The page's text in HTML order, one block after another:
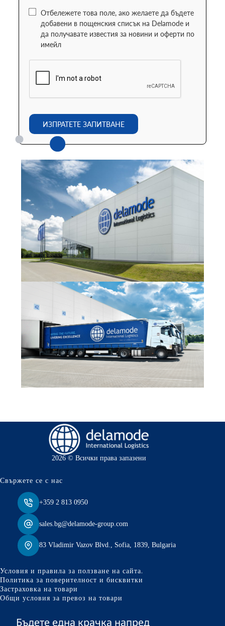
Отбележете това поле, ако желаете да бъдете
добавени в пощенския списък на Delamode и
да получавате известия за новини и оферти по
имейл
ИЗПРАТЕТЕ ЗАПИТВАНЕ
2026 © Всички права запазени
Свържете се с нас
+359 2 813 0950
sales.bg@delamode-group.com
83 Vladimir Vazov Blvd., Sofia, 1839, Bulgaria
Условия и правила за ползване на сайта.
Политика за поверителност и бисквитки
Застраховка на товари
Общи условия за превоз на товари
Бъдете една крачка напред